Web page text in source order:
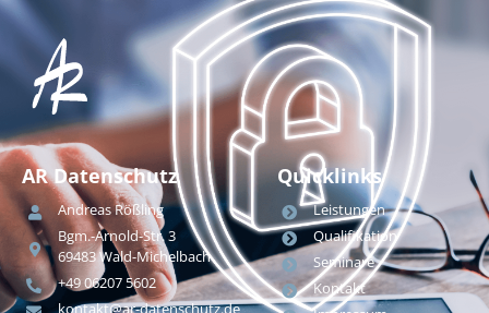
AR Datenschutz
Andreas Rößling
Bgm.-Arnold-Str. 3
69483 Wald-Michelbach
+49 06207 5602
kontakt@ar-datenschutz.de
Quicklinks
Leistungen
Qualifikation
Seminare
Kontakt